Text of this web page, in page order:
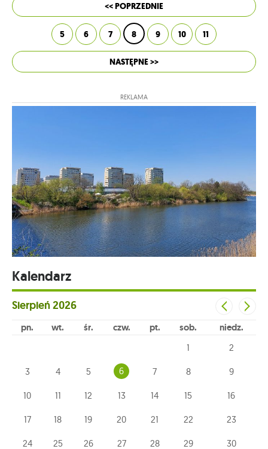
<< POPRZEDNIE
5 6 7 8 9 10 11
NASTĘPNE >>
REKLAMA
Kalendarz
Sierpień2026
pn wt śr czw pt sob niedz
1 2
3 4 5 6 7 8 9
10 11 12 13 14 15 16
17 18 19 20 21 22 23
24 25 26 27 28 29 30